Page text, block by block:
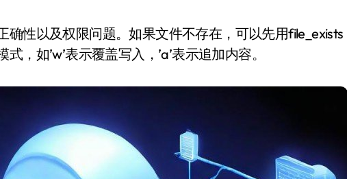
性以及权限问题。如果文件不存在，可以先用file_exists
，如’w’表示覆盖写入，’a’表示追加内容。